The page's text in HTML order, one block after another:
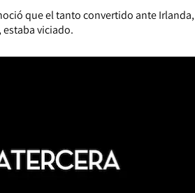
que el tanto convertido ante Irlanda,
viciado.